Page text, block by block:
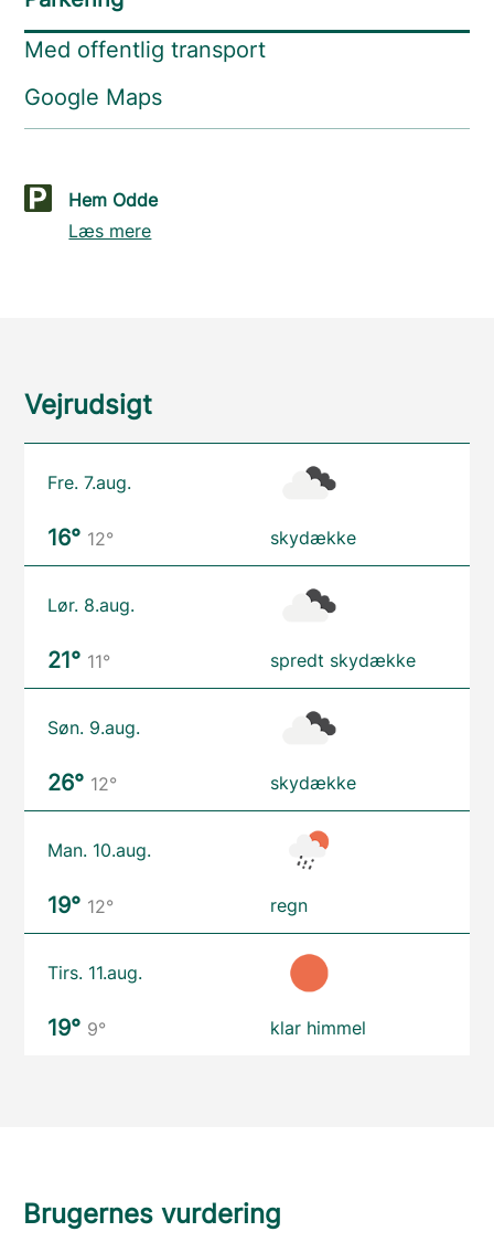
Med offentlig transport
Google Maps
Hem Odde
Læs mere
Vejrudsigt
Fre. 7.aug.
16° 12° skydække
Lør. 8.aug.
21° 11° spredt skydække
Søn. 9.aug.
26° 12° skydække
Man. 10.aug.
19° 12° regn
Tirs. 11.aug.
19° 9° klar himmel
Brugernes vurdering